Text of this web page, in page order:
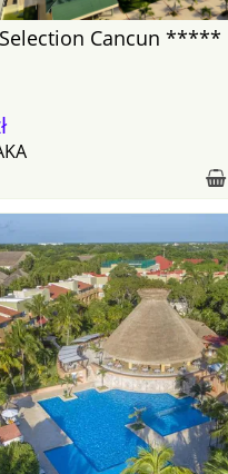
Cancun *****